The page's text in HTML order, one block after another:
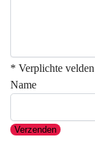
* Verplichte velden
Name
Verzenden